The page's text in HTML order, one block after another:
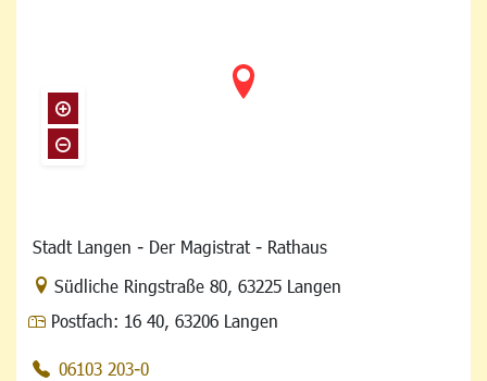
Stadt Langen - Der Magistrat - Rathaus
Link zur Google-Maps Navigation
Südliche Ringstraße 80, 63225 Langen
Postfach: 16 40, 63206 Langen
06103 203-0